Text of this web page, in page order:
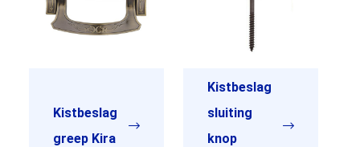
Kistbeslag
greep Kira
Kistbeslag
sluiting
knop